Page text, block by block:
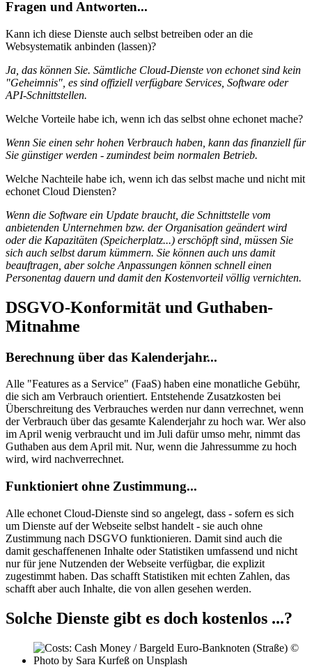
Fragen und Antworten...
Kann ich diese Dienste auch selbst betreiben oder an die
Websystematik anbinden (lassen)?
Ja, das können Sie. Sämtliche Cloud-Dienste von echonet sind kein
"Geheimnis", es sind offiziell verfügbare Services, Software oder
API-Schnittstellen.
Welche Vorteile habe ich, wenn ich das selbst ohne echonet mache?
Wenn Sie einen sehr hohen Verbrauch haben, kann das finanziell für
Sie günstiger werden - zumindest beim normalen Betrieb.
Welche Nachteile habe ich, wenn ich das selbst mache und nicht mit
echonet Cloud Diensten?
Wenn die Software ein Update braucht, die Schnittstelle vom
anbietenden Unternehmen bzw. der Organisation geändert wird
oder die Kapazitäten (Speicherplatz...) erschöpft sind, müssen Sie
sich auch selbst darum kümmern. Sie können auch uns damit
beauftragen, aber solche Anpassungen können schnell einen
Personentag dauern und damit den Kostenvorteil völlig vernichten.
DSGVO-Konformität und Guthaben-
Mitnahme
Berechnung über das Kalenderjahr...
Alle "Features as a Service" (FaaS) haben eine monatliche Gebühr,
die sich am Verbrauch orientiert. Entstehende Zusatzkosten bei
Überschreitung des Verbrauches werden nur dann verrechnet, wenn
der Verbrauch über das gesamte Kalenderjahr zu hoch war. Wer also
im April wenig verbraucht und im Juli dafür umso mehr, nimmt das
Guthaben aus dem April mit. Nur, wenn die Jahressumme zu hoch
wird, wird nachverrechnet.
Funktioniert ohne Zustimmung...
Alle echonet Cloud-Dienste sind so angelegt, dass - sofern es sich
um Dienste auf der Webseite selbst handelt - sie auch ohne
Zustimmung nach DSGVO funktionieren. Damit sind auch die
damit geschaffenenen Inhalte oder Statistiken umfassend und nicht
nur für jene Nutzenden der Webseite verfügbar, die explizit
zugestimmt haben. Das schafft Statistiken mit echten Zahlen, das
schafft aber auch Inhalte, die von allen gesehen werden.
Solche Dienste gibt es doch kostenlos ...?